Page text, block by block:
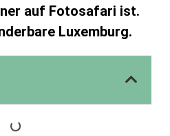
auf Fotosafari ist.
Luxemburg.